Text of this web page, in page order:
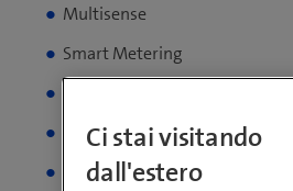
Multisense
Smart Metering
IoT Platforms & Frameworks
Cloud, Big Data & AI
Ci stai visitando
dall'estero